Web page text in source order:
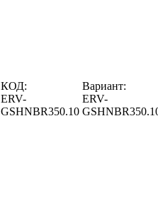
КОД:
ERV-
GSHNBR350.10
Вариант:
ERV-